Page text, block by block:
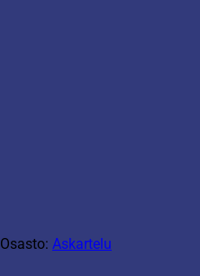
Osasto: Askartelu